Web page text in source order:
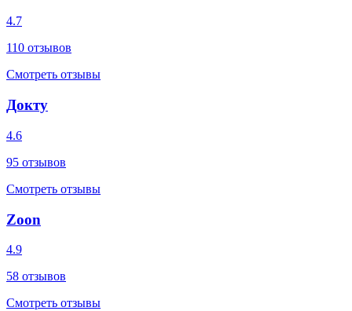
4.7
110 отзывов
Смотреть отзывы
Докту
4.6
95 отзывов
Смотреть отзывы
Zoon
4.9
58 отзывов
Смотреть отзывы